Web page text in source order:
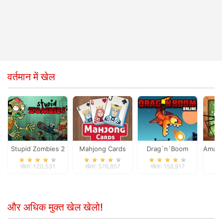
वर्तमान में खेल
Stupid Zombies 2
खेला: 120,531
Mahjong Cards
खेला: 576,857
Drag`n`Boom
खेला: 158,917
और अधिक मुक्त खेल खेलो!